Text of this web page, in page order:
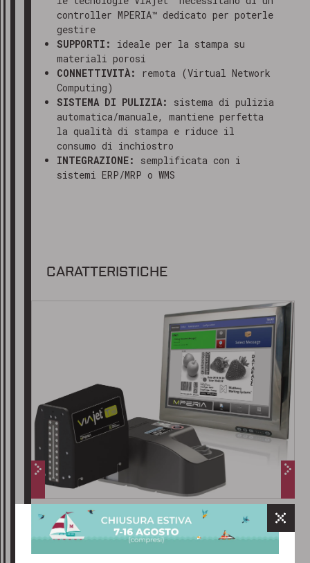
controller MPERIA™ dedicato per poterle
gestire
SUPPORTI:
ideale per la stampa su
materiali porosi
CONNETTIVITÀ: remota (Virtual Network
Computing)
SISTEMA DI PULIZIA:
sistema di pulizia
automatica/manuale, mantiene perfetta
la qualità di stampa e riduce il
consumo di inchiostro
INTEGRAZIONE:
semplificata con i
sistemi ERP/MRP o WMS
CARATTERISTICHE
Testa di stampa T100 con pannello di controllo
MPERIA ™
GRAZIE PER AVERCI CONTATTATO
Gentile cliente,
abbiamo ricevuto il tuo messaggio e
il nostro team ti risponderà al più
presto, solitamente entro 24-48 ore